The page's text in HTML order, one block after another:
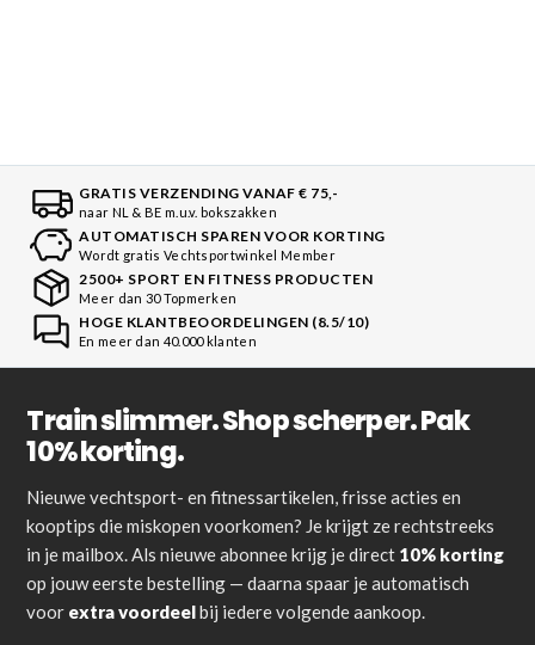
GRATIS VERZENDING VANAF € 75,-
naar NL & BE m.u.v. bokszakken
AUTOMATISCH SPAREN VOOR KORTING
Wordt gratis Vechtsportwinkel Member
2500+ SPORT EN FITNESS PRODUCTEN
Meer dan 30 Topmerken
HOGE KLANTBEOORDELINGEN (8.5/10)
En meer dan 40.000 klanten
Train slimmer. Shop scherper. Pak
10% korting.
Nieuwe vechtsport- en fitnessartikelen, frisse acties en
kooptips die miskopen voorkomen? Je krijgt ze rechtstreeks
in je mailbox. Als nieuwe abonnee krijg je direct 10% korting
op jouw eerste bestelling — daarna spaar je automatisch
voor extra voordeelbij iedere volgende aankoop.